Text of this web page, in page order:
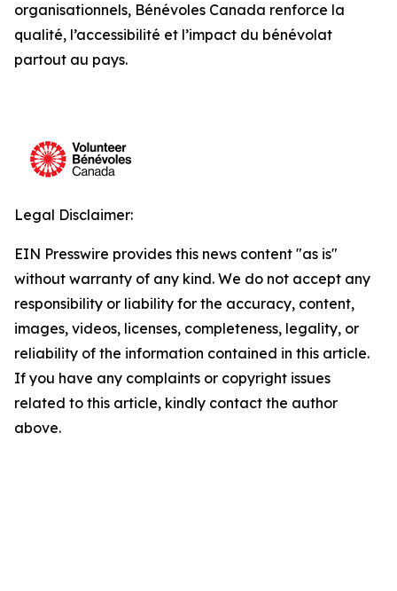
organisationnels, Bénévoles Canada renforce la
qualité, l’accessibilité et l’impact du bénévolat
partout au pays.
Legal Disclaimer:
EIN Presswire provides this news content "as is"
without warranty of any kind. We do not accept any
responsibility or liability for the accuracy, content,
images, videos, licenses, completeness, legality, or
reliability of the information contained in this article.
If you have any complaints or copyright issues
related to this article, kindly contact the author
above.